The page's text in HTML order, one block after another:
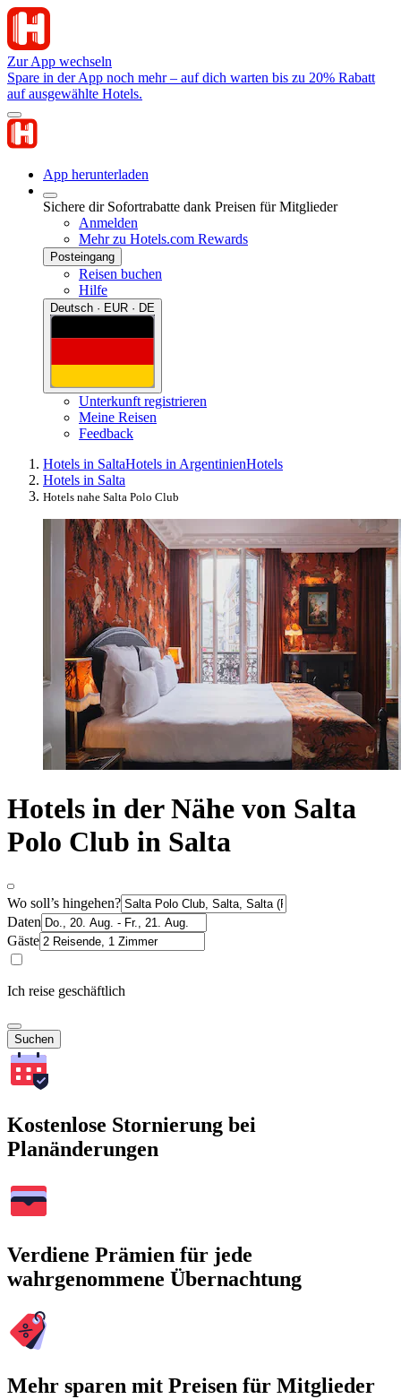
Zur App wechseln
Spare in der App noch mehr – auf dich warten bis zu 20% Rabatt
auf ausgewählte Hotels.
App herunterladen
Sichere dir Sofortrabatte dank Preisen für Mitglieder
Anmelden
Mehr zu Hotels.com Rewards
Posteingang
Reisen buchen
Hilfe
Deutsch · EUR · DE
Unterkunft registrieren
Meine Reisen
Feedback
Hotels in SaltaHotels in ArgentinienHotels
Hotels in Salta
Hotels nahe Salta Polo Club
Hotels in der Nähe von Salta
Polo Club in Salta
Wo soll’s hingehen?
Daten
Gäste
Ich reise geschäftlich
Suchen
Kostenlose Stornierung bei
Planänderungen
Verdiene Prämien für jede
wahrgenommene Übernachtung
Mehr sparen mit Preisen für Mitglieder